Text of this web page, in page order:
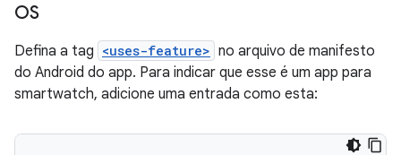
OS
Defina a tag <uses-feature> no arquivo de manifesto
do Android do app. Para indicar que esse é um app para
smartwatch, adicione uma entrada como esta: